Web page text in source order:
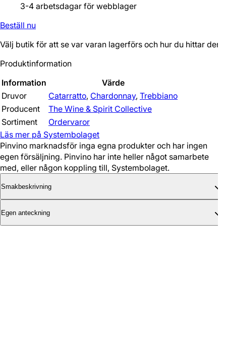
3-4 arbetsdagar för webblager
Beställ nu
Välj butik för att se var varan lagerförs och hur du hittar den.
Produktinformation
Information
Värde
Druvor
Catarratto, Chardonnay, Trebbiano
Producent
The Wine & Spirit Collective
Sortiment
Ordervaror
Läs mer på Systembolaget
Pinvino marknadsför inga egna produkter och har ingen
egen försäljning. Pinvino har inte heller något samarbete
med, eller någon koppling till, Systembolaget.
Smakbeskrivning
Egen anteckning